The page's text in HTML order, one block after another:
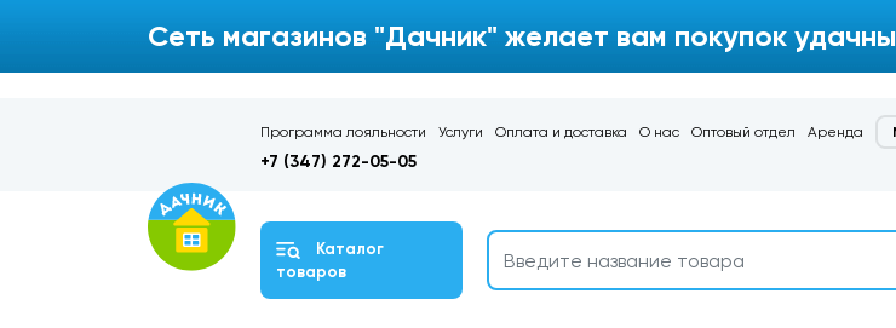
Сеть магазинов "Дачник" желает вам покупок
Программа лояльности Услуги Оплата и доставка О нас Оптовый отдел Аренда
+7 (347) 272-05-05
Каталог
товаров